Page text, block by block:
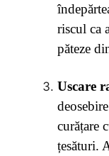
riscul ca
păteze
Uscare
curățare
țesături.